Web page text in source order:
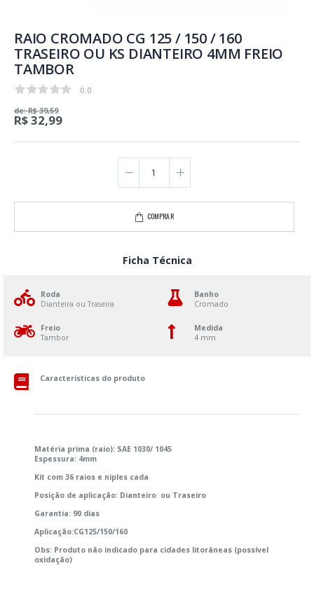
RAIO CROMADO CG 125 / 150 / 160
TRASEIRO OU KS DIANTEIRO 4MM FREIO
TAMBOR
0.0
0.0
de: R$ 39,59
R$ 32,99
COMPRAR
Ficha Técnica
Roda
Dianteira ou Traseira
Banho
Cromado
Freio
Tambor
Medida
4 mm
Características do produto
Matéria prima (raio): SAE 1030/ 1045
Espessura: 4mm
Kit com 36 raios e niples cada
Posição de aplicação: Dianteiro ou Traseiro
Garantia: 90 dias
Aplicação:CG125/150/160
Obs: Produto não indicado para cidades litorâneas (possível
oxidação)